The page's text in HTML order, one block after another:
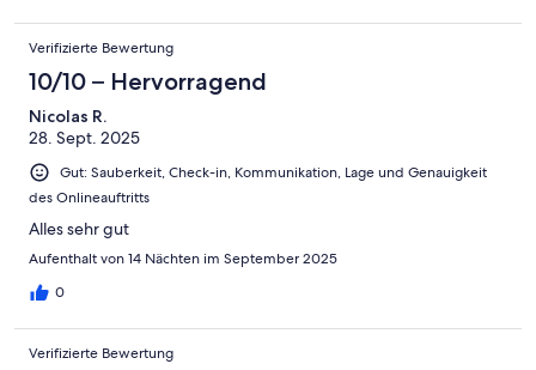
Verifizierte Bewertung
10/10 – Hervorragend
Nicolas R.
28. Sept. 2025
Gut: Sauberkeit, Check-in, Kommunikation, Lage und Genauigkeit
des Onlineauftritts
Alles sehr gut
Aufenthalt von 14 Nächten im September 2025
0
Verifizierte Bewertung